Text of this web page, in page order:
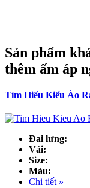
Sản phẩm
thêm ấm áp
Tìm Hiểu Kiểu Áo
Đai lưng:
Vải:
Size:
Màu:
Chi tiết »